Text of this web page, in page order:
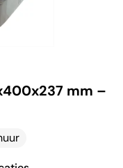
mm –